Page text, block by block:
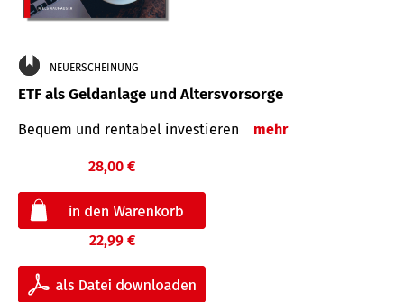
NEUERSCHEINUNG
ETF als Geldanlage und Altersvorsorge
Bequem und rentabel investieren mehr
28,00 €
22,99 €